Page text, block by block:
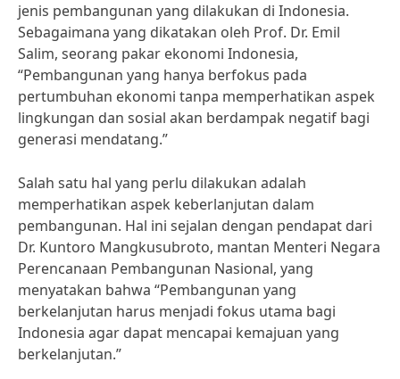
jenis pembangunan yang dilakukan di Indonesia.
Sebagaimana yang dikatakan oleh Prof. Dr. Emil
Salim, seorang pakar ekonomi Indonesia,
“Pembangunan yang hanya berfokus pada
pertumbuhan ekonomi tanpa memperhatikan aspek
lingkungan dan sosial akan berdampak negatif bagi
generasi mendatang.”
Salah satu hal yang perlu dilakukan adalah
memperhatikan aspek keberlanjutan dalam
pembangunan. Hal ini sejalan dengan pendapat dari
Dr. Kuntoro Mangkusubroto, mantan Menteri Negara
Perencanaan Pembangunan Nasional, yang
menyatakan bahwa “Pembangunan yang
berkelanjutan harus menjadi fokus utama bagi
Indonesia agar dapat mencapai kemajuan yang
berkelanjutan.”